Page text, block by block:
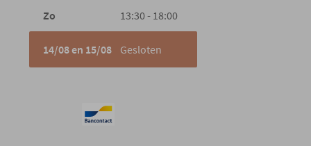
Zo
13:30 - 18:00
14/08 en 15/08 Gesloten